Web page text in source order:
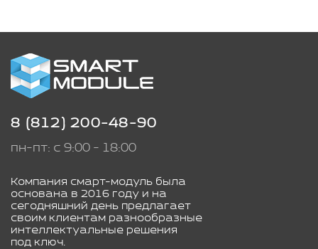
8 (812) 200-48-90
пн-пт: с 9:00 - 18:00
Компания смарт-модуль была
основана в 2016 году и на
сегодняшний день предлагает
своим клиентам разнообразные
интеллектуальные решения
под ключ.